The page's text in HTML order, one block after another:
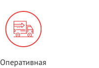
Оперативная